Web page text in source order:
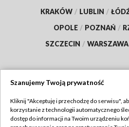
KRAKÓW / LUBLIN /
OPOLE / POZNAŃ /
SZCZECIN / WARSZAWA
TVP
Szanujemy Twoją prywatność
Kliknij "Akceptuję i przechodzę do serwisu",
korzystanie z technologii automatycznego
dostęp do informacji na Twoim urządzeniu